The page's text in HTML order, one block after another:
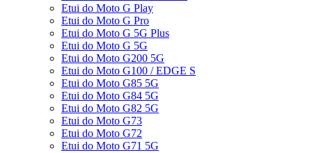
Etui do Moto G Play
Etui do Moto G Pro
Etui do Moto G 5G Plus
Etui do Moto G 5G
Etui do Moto G200 5G
Etui do Moto G100 / EDGE S
Etui do Moto G85 5G
Etui do Moto G84 5G
Etui do Moto G82 5G
Etui do Moto G73
Etui do Moto G72
Etui do Moto G71 5G